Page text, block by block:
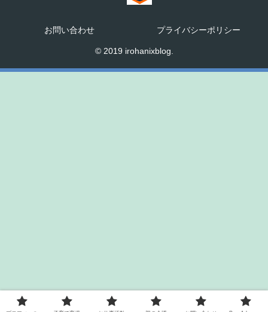
お問い合わせ プライバシーポリシー
© 2019 irohanixblog.